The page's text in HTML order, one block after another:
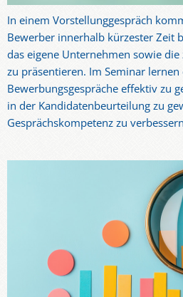
In einem Vorstellunggespräch
Bewerber innerhalb kürzester Zeit
das eigene Unternehmen sowie die
zu präsentieren. Im Seminar
Bewerbungsgespräche effektiv zu
in der Kandidatenbeurteilung zu
Gesprächskompetenz zu